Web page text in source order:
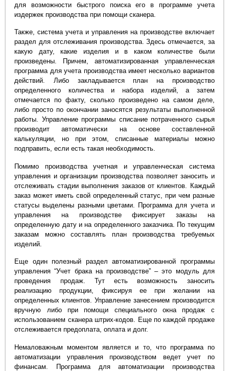
для возможности быстрого поиска его в программе учета
издержек производства при помощи сканера.
Также, система учета и управления на производстве включает
раздел для отслеживания производства. Здесь отмечается, за
какую дату, какие изделия и в каком количестве были
произведены. Причем, автоматизированная управленческая
программа для учета производства имеет несколько вариантов
действий. Либо закладывается план на производство
определенного количества и набора изделий, а затем
отмечается по факту, сколько произведено на самом деле,
либо просто по окончании заносятся результаты выполненной
работы. Управление программы списание потраченного сырья
производит автоматически на основе составленной
калькуляции, но при этом, списанные материалы можно
подправить, если есть такая необходимость.
Помимо производства учетная и управленческая система
управления и организации производства позволяет заносить и
отслеживать стадии выполнения заказов от клиентов. Каждый
заказ может иметь свой определенный статус, при чем разные
статусы выделены разными цветами. Программа для учета и
управления на производстве фиксирует заказы на
определенную дату и на определенного заказчика. По текущим
заказам можно составлять план производства требуемых
изделий.
Еще один полезный раздел автоматизированной программы
управления “Учет брака на производстве” – это модуль для
проведения продаж. Тут есть возможность заносить
реализацию продукции, фиксируя ее при желании на
определенных клиентов. Управление занесением производится
вручную либо при помощи специального окна продаж с
использованием сканера штрих-кодов. Еще по каждой продаже
отслеживается предоплата, оплата и долг.
Немаловажным моментом является и то, что программа по
автоматизации управления производством ведет учет по
финансам. Программа для автоматизации производства